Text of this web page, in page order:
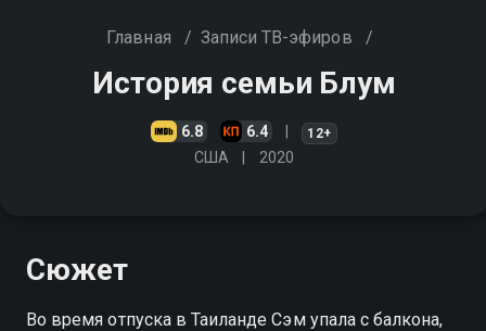
Главная / Записи ТВ-эфиров /
История семьи Блум
6.8 6.4 12+
США 2020
Сюжет
Во время отпуска в Таиланде Сэм упала с балкона,